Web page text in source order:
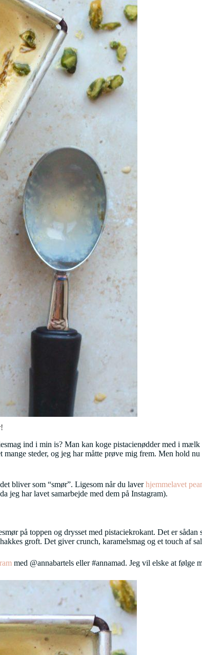
ind i min is? Man kan koge pistacienødder med i
mange steder, og jeg har måtte prøve mig frem. Men hold
bliver som “smør”. Ligesom når du laverhjemmelavet
jeg har lavet samarbejde med dem på Instagram).
på toppen og drysset med pistaciekrokant. Det er
groft. Det giver crunch, karamelsmag og et touch af
med @annabartels eller #annamad. Jeg vil elske at følge